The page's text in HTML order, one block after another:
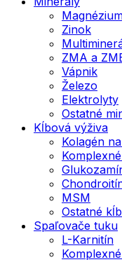
Zinok
ZMA a
Vápnik
Železo
Elektrolyty
Ostatné
Kĺbová výživa
Kolagén
MSM
Ostatné
Spaľovače tuku
L-Karnitín